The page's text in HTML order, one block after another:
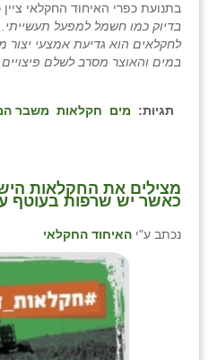
בתנועת כפרי האיחוד החקלאי
בדיוק כמו חשמל למפעל
לחקלאים הוא גדיעת אמצעי יצור
במים והאוצר מסרב לשלם פיצויים
תגיות: מים חקלאות משבר
מצילים את החקלאות
כאשר יש שרפות בעוטף
נכתב ע"י האיחוד החקלאי